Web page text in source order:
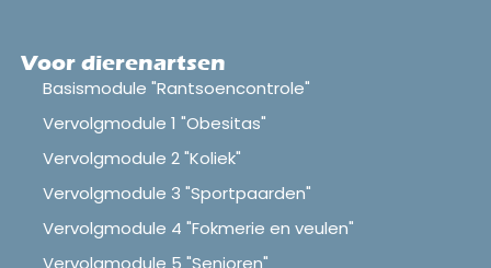
Voor dierenartsen
Basismodule "Rantsoencontrole"
Vervolgmodule 1 "Obesitas"
Vervolgmodule 2 "Koliek"
Vervolgmodule 3 "Sportpaarden"
Vervolgmodule 4 "Fokmerie en veulen"
Vervolgmodule 5 "Senioren"